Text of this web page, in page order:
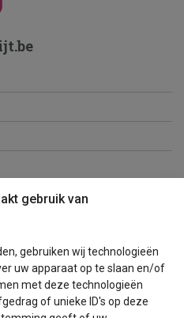
gebruik van
gebruiken wij technologieën
uw apparaat op te slaan en/of
met deze technologieën
of unieke ID's op deze